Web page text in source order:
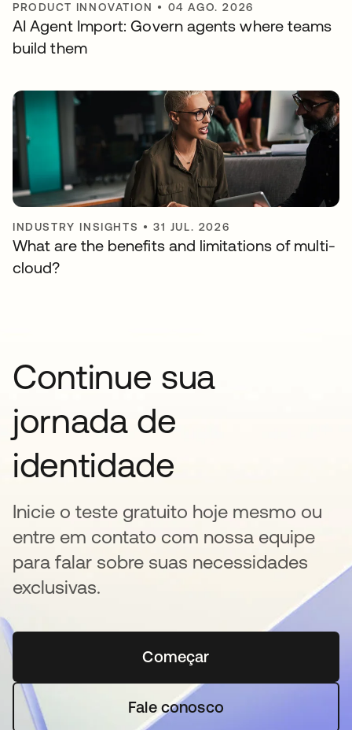
PRODUCT INNOVATION • 04 AGO. 2026
AI Agent Import: Govern agents where teams
build them
INDUSTRY INSIGHTS •31 JUL. 2026
What are the benefits and limitations of multi-
cloud?
Continue sua
jornada de
identidade
Inicie o teste gratuito hoje mesmo ou
entre em contato com nossa equipe
para falar sobre suas necessidades
exclusivas.
Começarabre em uma nova guia
Fale conosco